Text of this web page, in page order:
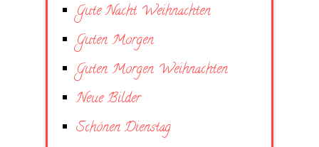
Gute Nacht Weihnachten
Guten Morgen
Guten Morgen Weihnachten
Neue Bilder
Schönen Dienstag